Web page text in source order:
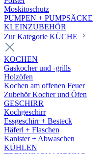
Moskitoschutz
PUMPEN + PUMPSÄCKE
KLEINZUBEHÖR
Zur Kategorie KÜCHE
KOCHEN
Gaskocher und -grills
Holzöfen
Kochen am offenen Feuer
Zubehör Kocher und Öfen
GESCHIRR
Kochgeschirr
Essgeschirr + Besteck
Häferl + Flaschen
Kanister + Abwaschen
KÜHLEN